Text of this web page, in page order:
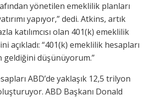
yönetilen emeklilik planları
yapıyor,” dedi. Atkins, artık
katılımcısı olan 401(k) emeklilik
açıkladı: “401(k) emeklilik hesapları
geldiğini düşünüyorum.”
ABD’de yaklaşık 12,5 trilyon
ABD Başkanı Donald